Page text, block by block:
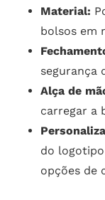
Material:
bolsos em
segurança
Alça de
carregar a
do
opções de